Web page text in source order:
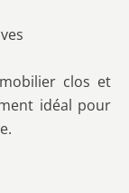
clos et
idéal pour